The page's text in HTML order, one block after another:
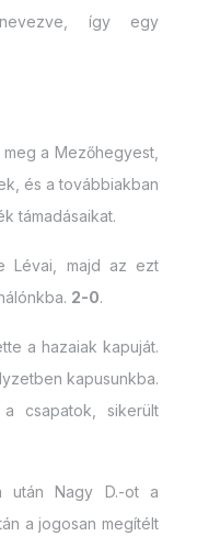
így egy
a Mezőhegyest,
és a továbbiakban
támadásaikat.
Lévai, majd az ezt
2-0.
a hazaiak kapuját.
kapusunkba.
csapatok, sikerült
után Nagy D.-ot a
a jogosan megítélt